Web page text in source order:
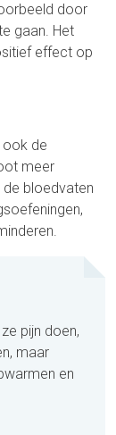
door
gaan. Het
effect op
ook de
meer
de bloedvaten
pijn doen,
maar
en